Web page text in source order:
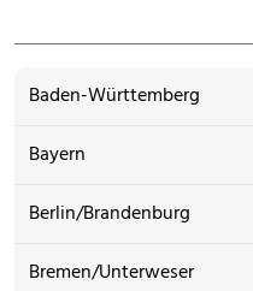
Baden-Württemberg
Bayern
Berlin/Brandenburg
Bremen/Unterweser